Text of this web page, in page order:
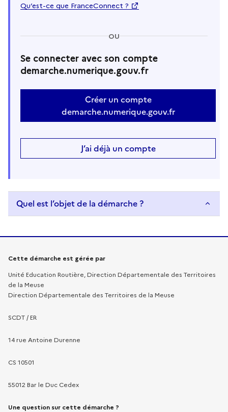
Qu’est-ce que FranceConnect ?
OU
Se connecter avec son compte
demarche.numerique.gouv.fr
Créer un compte
demarche.numerique.gouv.fr
J’ai déjà un compte
Quel est l’objet de la démarche ?
Informations sur la démarche
Cette démarche est gérée par
Unité Education Routière, Direction Départementale des Territoires
de la Meuse
Direction Départementale des Territoires de la Meuse
SCDT / ER
14 rue Antoine Durenne
CS 10501
55012 Bar le Duc Cedex
Une question sur cette démarche ?